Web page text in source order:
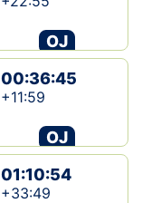
OJ
00:36:45
+11:59
OJ
01:10:54
+33:49